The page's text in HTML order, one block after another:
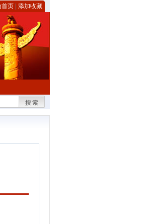
首页 添加收藏
搜索